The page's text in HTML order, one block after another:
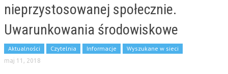
nieprzystosowanej społecznie.
Uwarunkowania środowiskowe
Aktualności Czytelnia Informacje Wyszukane w sieci
maj 11, 2018